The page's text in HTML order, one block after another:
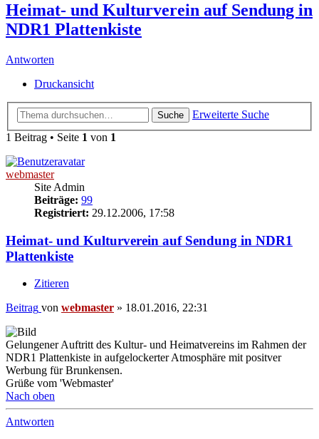
Heimat- und Kulturverein auf Sendung in
NDR1 Plattenkiste
Antworten
Druckansicht
Suche
Erweiterte Suche
1 Beitrag • Seite 1 von 1
webmaster
Site Admin
Beiträge: 99
Registriert: 29.12.2006, 17:58
Heimat- und Kulturverein auf Sendung in NDR1
Plattenkiste
Zitieren
Beitrag von webmaster » 18.01.2016, 22:31
Gelungener Auftritt des Kultur- und Heimatvereins im Rahmen der
NDR1 Plattenkiste in aufgelockerter Atmosphäre mit positver
Werbung für Brunkensen.
Grüße vom 'Webmaster'
Nach oben
Antworten